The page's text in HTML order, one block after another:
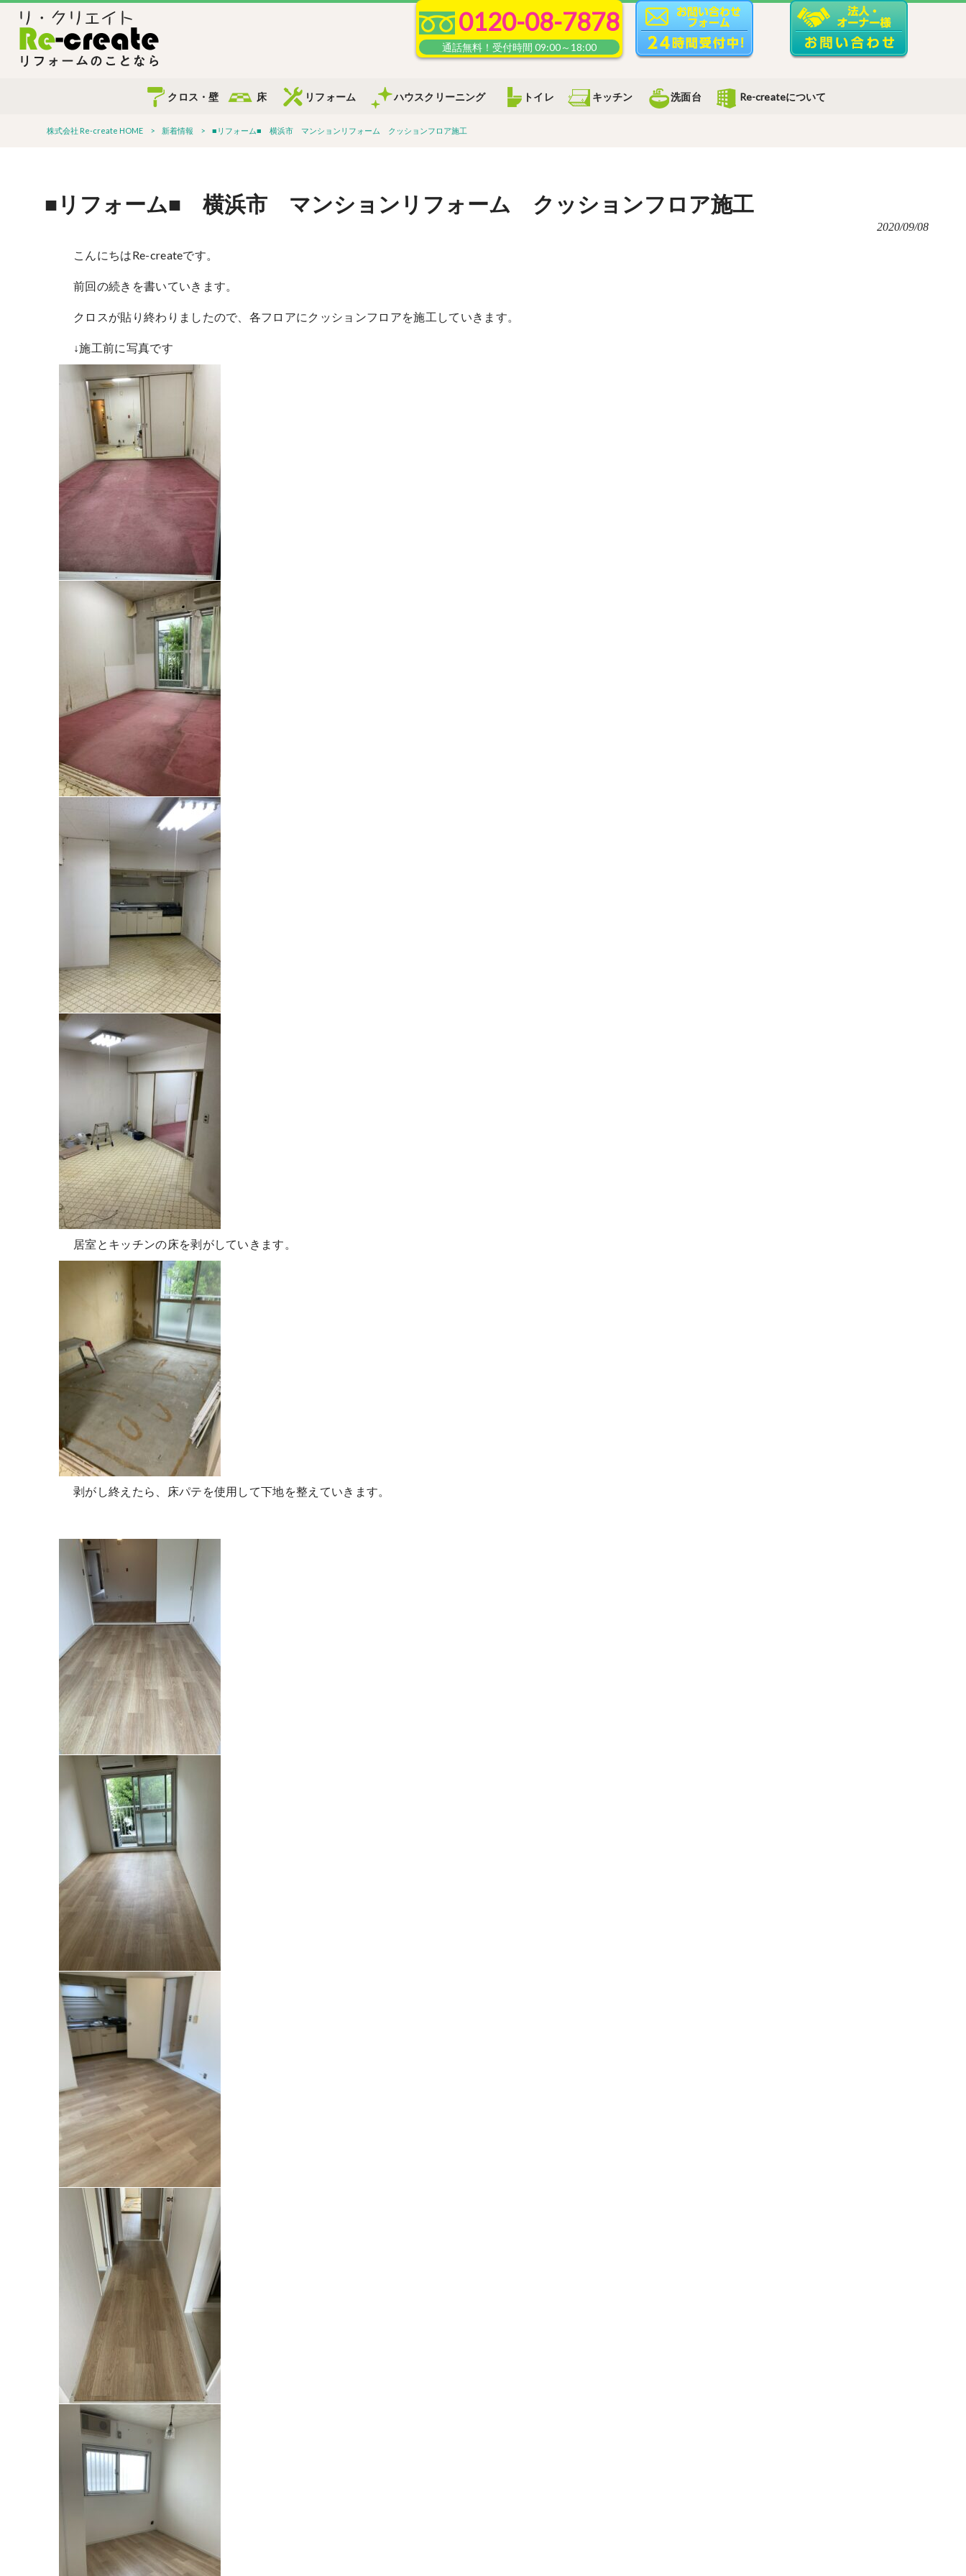
0120-08-7878
クロス・壁 床 リフォーム ハウスクリーニング トイレ キッチン 洗面台 Re-createについて
株式会社 Re-create HOME > 新着情報 > ■リフォーム■ 横浜市 マンションリフォーム クッションフロア施工
■リフォーム■ 横浜市 マンションリフォーム クッションフロア施工
2020/09/08
こんにちはRe-createです。
前回の続きを書いていきます。
クロスが貼り終わりましたので、各フロアにクッションフロアを施工していきます。
↓施工前に写真です
居室とキッチンの床を剥がしていきます。
剥がし終えたら、床パテを使用して下地を整えていきます。